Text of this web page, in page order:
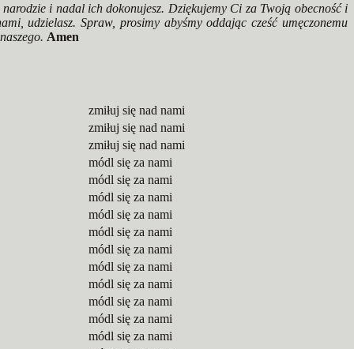
i nadal ich dokonujesz. Dziękujemy Ci za Twoją obecność i
udzielasz. Spraw, prosimy abyśmy oddając cześć umęczonemu
Amen
zmiłuj się nad nami
zmiłuj się nad nami
zmiłuj się nad nami
módl się za nami
módl się za nami
módl się za nami
módl się za nami
módl się za nami
módl się za nami
módl się za nami
módl się za nami
módl się za nami
módl się za nami
módl się za nami